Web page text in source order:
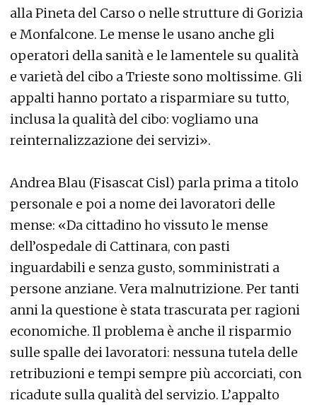
alla Pineta del Carso o nelle strutture di Gorizia
e Monfalcone. Le mense le usano anche gli
operatori della sanità e le lamentele su qualità
e varietà del cibo a Trieste sono moltissime. Gli
appalti hanno portato a risparmiare su tutto,
inclusa la qualità del cibo: vogliamo una
reinternalizzazione dei servizi».
Andrea Blau (Fisascat Cisl) parla prima a titolo
personale e poi a nome dei lavoratori delle
mense: «Da cittadino ho vissuto le mense
dell’ospedale di Cattinara, con pasti
inguardabili e senza gusto, somministrati a
persone anziane. Vera malnutrizione. Per tanti
anni la questione è stata trascurata per ragioni
economiche. Il problema è anche il risparmio
sulle spalle dei lavoratori: nessuna tutela delle
retribuzioni e tempi sempre più accorciati, con
ricadute sulla qualità del servizio. L’appalto